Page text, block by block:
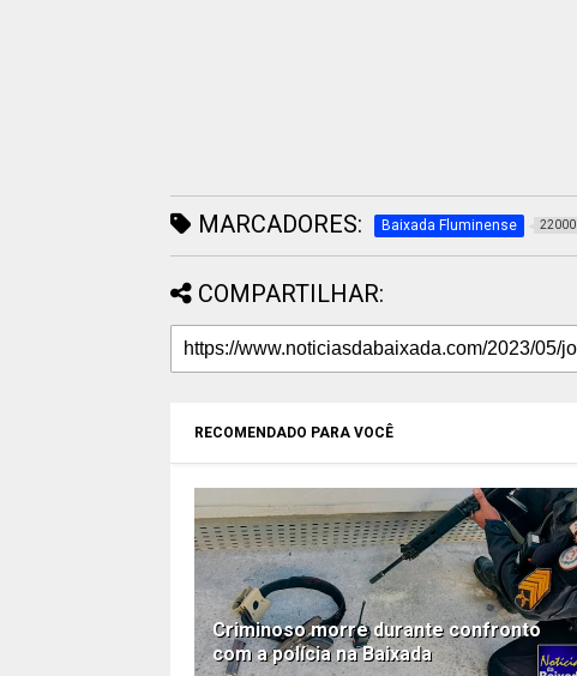
MARCADORES: Baixada Fluminense 22000
COMPARTILHAR:
RECOMENDADO PARA VOCÊ
Criminoso morre durante confronto
com a polícia na Baixada